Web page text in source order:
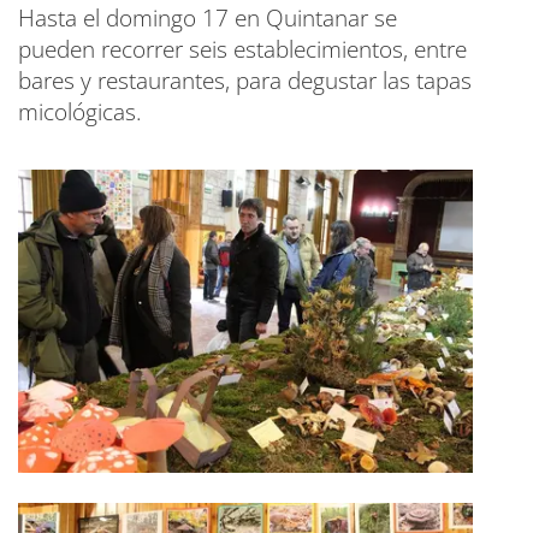
Hasta el domingo 17 en Quintanar se
pueden recorrer seis establecimientos, entre
bares y restaurantes, para degustar las tapas
micológicas.